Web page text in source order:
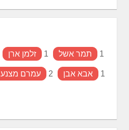
זלמן ארן 1 תמר אשל 1
עמרם מצנע 2 אבא אבן 1